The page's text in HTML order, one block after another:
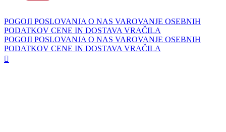
POGOJI POSLOVANJA O NAS VAROVANJE OSEBNIH
PODATKOV CENE IN DOSTAVA VRAČILA
POGOJI POSLOVANJA O NAS VAROVANJE OSEBNIH
PODATKOV CENE IN DOSTAVA VRAČILA
